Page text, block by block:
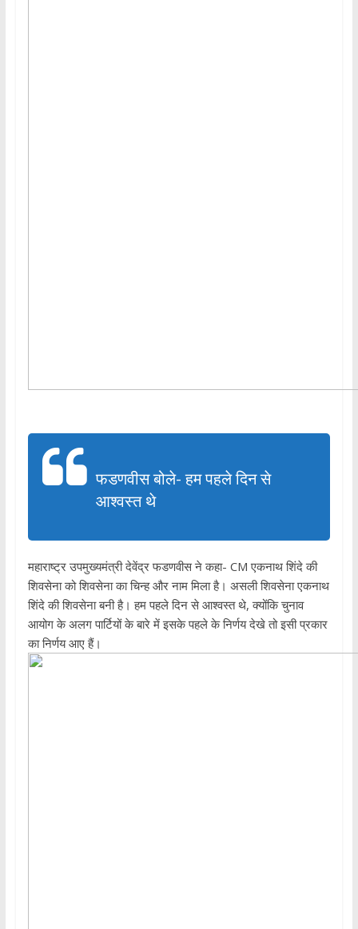
फडणवीस बोले- हम पहले दिन से
आश्वस्त थे
महाराष्ट्र उपमुख्यमंत्री देवेंद्र फडणवीस ने कहा- CM एकनाथ शिंदे की
शिवसेना को शिवसेना का चिन्ह और नाम मिला है। असली शिवसेना एकनाथ
शिंदे की शिवसेना बनी है। हम पहले दिन से आश्वस्त थे, क्योंकि चुनाव
आयोग के अलग पार्टियों के बारे में इसके पहले के निर्णय देखे तो इसी प्रकार
का निर्णय आए हैं।